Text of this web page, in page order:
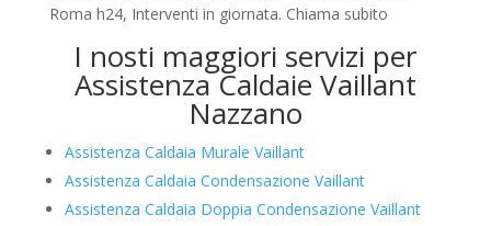
Roma h24, Interventi in giornata. Chiama subito
I nosti maggiori servizi per
Assistenza Caldaie Vaillant
Nazzano
Assistenza Caldaia Murale Vaillant
Assistenza Caldaia Condensazione Vaillant
Assistenza Caldaia Doppia Condensazione Vaillant